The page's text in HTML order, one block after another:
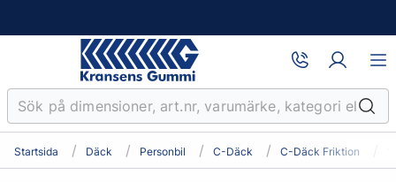
Startsida Däck Personbil C-Däck C-Däck Friktion